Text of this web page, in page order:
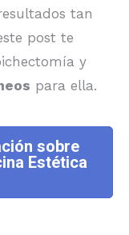
tan
post te
y
para ella.
sobre
Estética